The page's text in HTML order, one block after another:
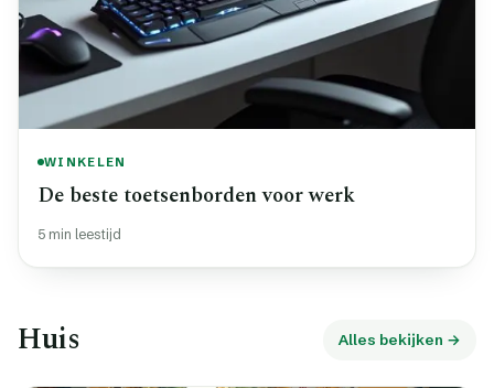
WINKELEN
De beste toetsenborden voor werk
5 min leestijd
Huis Alles bekijken →